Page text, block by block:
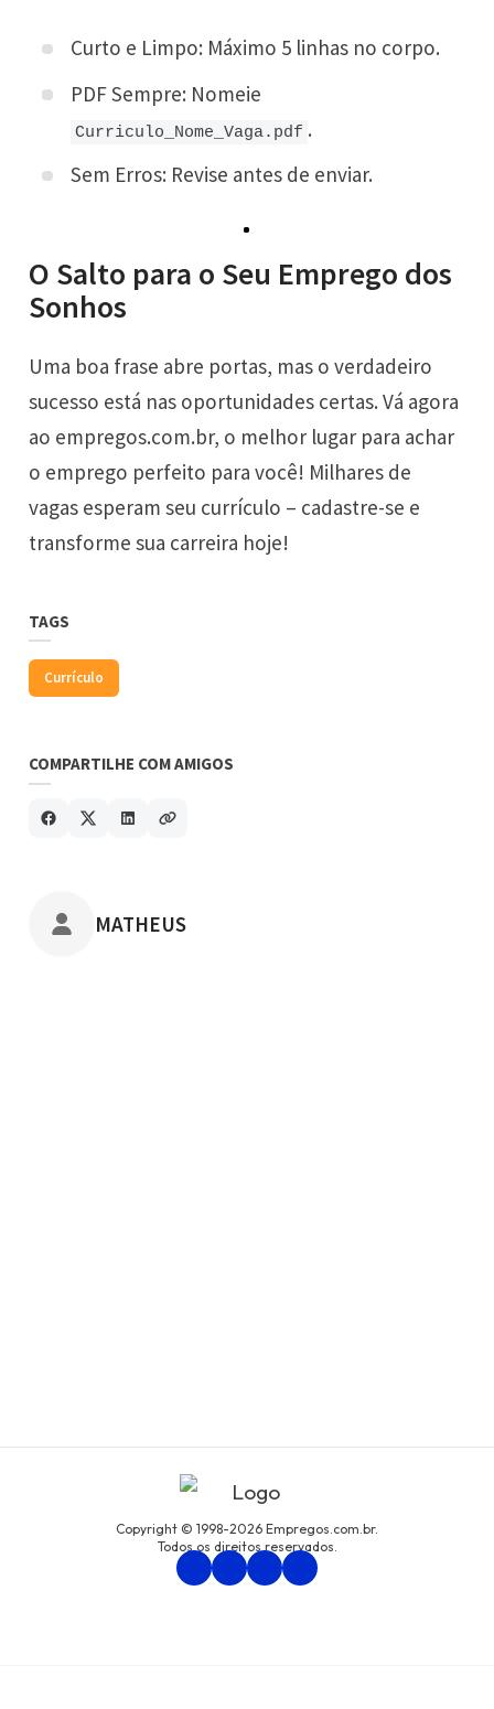
Curto e Limpo: Máximo 5 linhas no corpo.
PDF Sempre: Nomeie
Curriculo_Nome_Vaga.pdf .
Sem Erros: Revise antes de enviar.
O Salto para o Seu Emprego dos
Sonhos
Uma boa frase abre portas, mas o verdadeiro
sucesso está nas oportunidades certas. Vá agora
ao empregos.com.br, o melhor lugar para achar
o emprego perfeito para você! Milhares de
vagas esperam seu currículo – cadastre-se e
transforme sua carreira hoje!
TAGS
Currículo
COMPARTILHE COM AMIGOS
POSTADO POR
MATHEUS
Copyright © 1998-2026 Empregos.com.br.
Todos os direitos reservados.